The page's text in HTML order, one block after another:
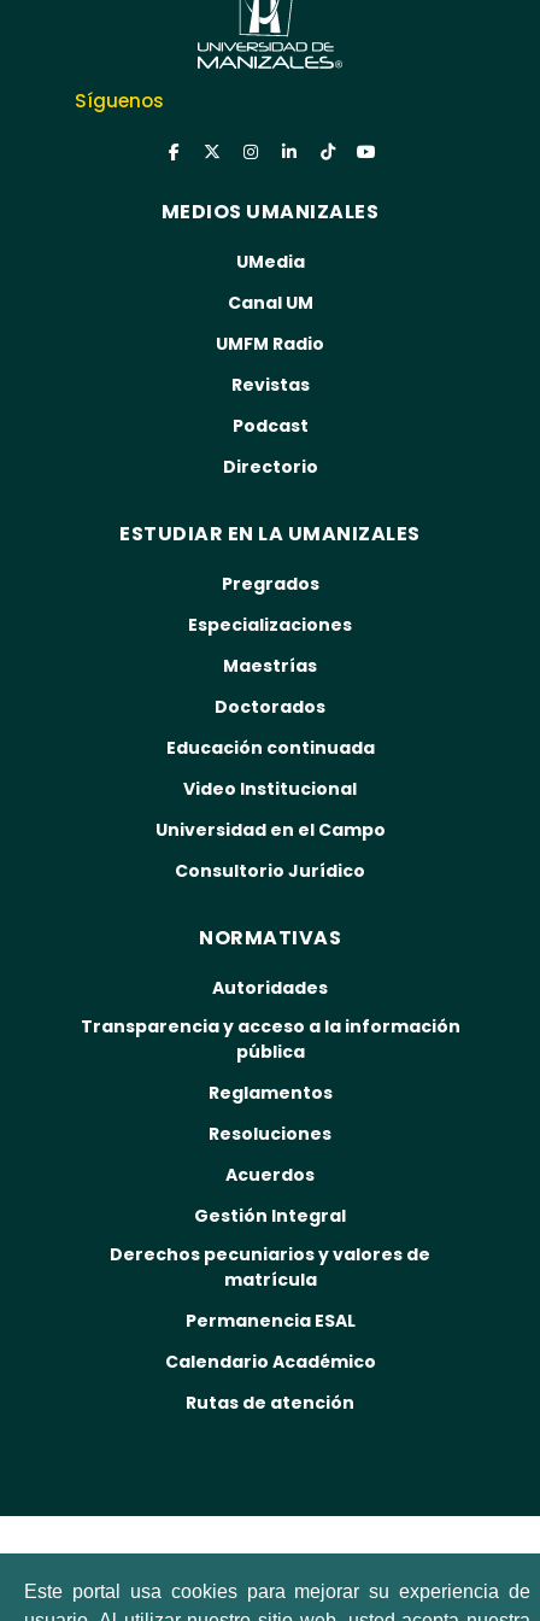
Síguenos
MEDIOS UMANIZALES
UMedia
Canal UM
UMFM Radio
Revistas
Podcast
Directorio
ESTUDIAR EN LA UMANIZALES
Pregrados
Especializaciones
Maestrías
Doctorados
Educación continuada
Video Institucional
Universidad en el Campo
Consultorio Jurídico
NORMATIVAS
Autoridades
Transparencia y acceso a la información
pública
Reglamentos
Resoluciones
Acuerdos
Gestión Integral
Derechos pecuniarios y valores de
matrícula
Permanencia ESAL
Calendario Académico
Rutas de atención
Este portal usa cookies para mejorar su experiencia de